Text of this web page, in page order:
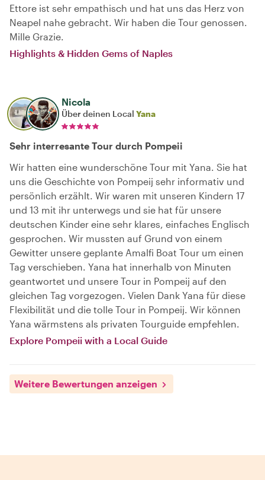
Ettore ist sehr empathisch und hat uns das Herz von
Neapel nahe gebracht. Wir haben die Tour genossen.
Mille Grazie.
Highlights & Hidden Gems of Naples
Nicola
Über deinen Local Yana
Sehr interresante Tour durch Pompeii
Wir hatten eine wunderschöne Tour mit Yana. Sie hat
uns die Geschichte von Pompeij sehr informativ und
persönlich erzählt. Wir waren mit unseren Kindern 17
und 13 mit ihr unterwegs und sie hat für unsere
deutschen Kinder eine sehr klares, einfaches Englisch
gesprochen. Wir mussten auf Grund von einem
Gewitter unsere geplante Amalfi Boat Tour um einen
Tag verschieben. Yana hat innerhalb von Minuten
geantwortet und unsere Tour in Pompeij auf den
gleichen Tag vorgezogen. Vielen Dank Yana für diese
Flexibilität und die tolle Tour in Pompeij. Wir können
Yana wärmstens als privaten Tourguide empfehlen.
Explore Pompeii with a Local Guide
Weitere Bewertungen anzeigen